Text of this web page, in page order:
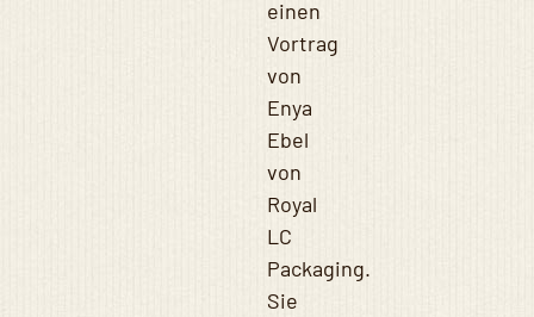
einen
Vortrag
von
Enya
Ebel
von
Royal
LC
Packaging.
Sie